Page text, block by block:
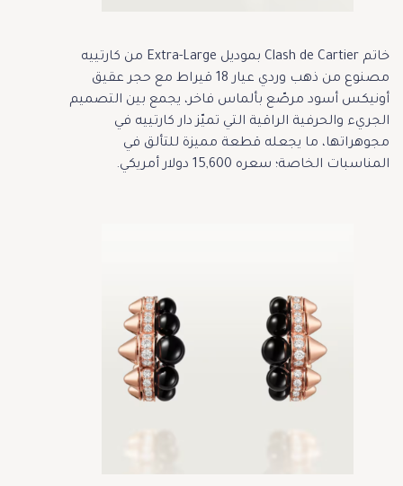
خاتم Clash de Cartier بموديل Extra-Large من كارتييه
مصنوع من ذهب وردي عيار 18 قيراط مع حجر عقيق
أونيكس أسود مرصّع بألماس فاخر، يجمع بين التصميم
الجريء والحرفية الراقية التي تميّز دار كارتييه في
مجوهراتها، ما يجعله قطعة مميزة للتألق في
المناسبات الخاصة؛ سعره 15,600 دولار أمريكي.